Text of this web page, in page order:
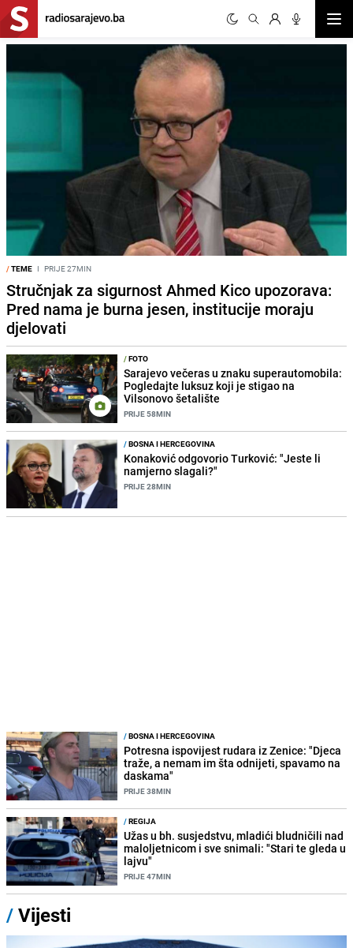
Portal Radiosarajevo.ba jedan je od najčitanijih news
/TEME I PRIJE 27MIN
Stručnjak za sigurnost Ahmed Kico upozorava:
Pred nama je burna jesen, institucije moraju
djelovati
/FOTO
Sarajevo večeras u znaku superautomobila:
Pogledajte luksuz koji je stigao na
Vilsonovo šetalište
PRIJE 58MIN
/BOSNA I HERCEGOVINA
Konaković odgovorio Turković: "Jeste li
namjerno slagali?"
PRIJE 28MIN
/BOSNA I HERCEGOVINA
Potresna ispovijest rudara iz Zenice: "Djeca
traže, a nemam im šta odnijeti, spavamo na
daskama"
PRIJE 38MIN
/REGIJA
Užas u bh. susjedstvu, mladići bludničili nad
maloljetnicom i sve snimali: "Stari te gleda u
lajvu"
PRIJE 47MIN
/Vijesti